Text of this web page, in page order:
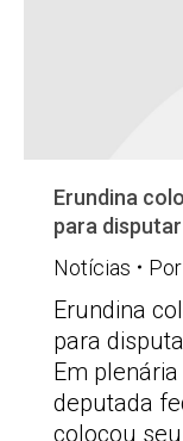
Erundina
para
Notícias
Por
Erundina
para
Em
deputada
colocou